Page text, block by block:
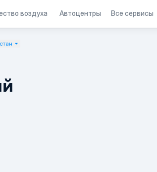
воздуха Автоцентры Все сервисы